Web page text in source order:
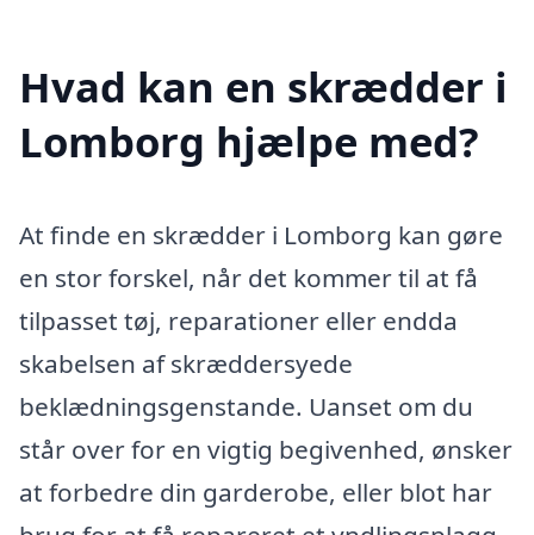
Hvad kan en skrædder i
Lomborg hjælpe med?
At finde en skrædder i Lomborg kan gøre
en stor forskel, når det kommer til at få
tilpasset tøj, reparationer eller endda
skabelsen af skræddersyede
beklædningsgenstande. Uanset om du
står over for en vigtig begivenhed, ønsker
at forbedre din garderobe, eller blot har